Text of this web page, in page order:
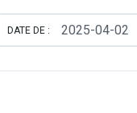
DATE DE :